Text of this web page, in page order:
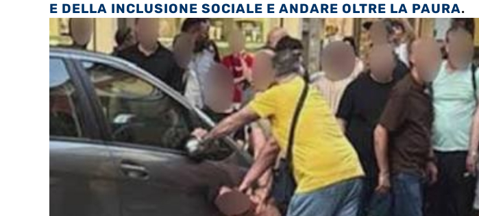
E DELLA INCLUSIONE SOCIALE E ANDARE OLTRE LA PAURA.